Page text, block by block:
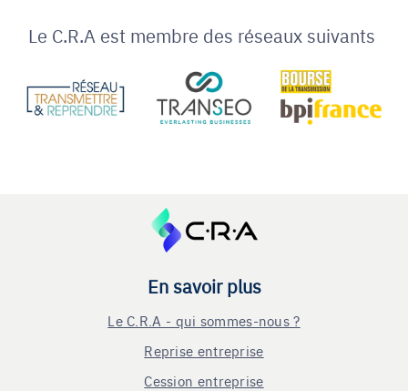
Le C.R.A est membre des réseaux suivants
En savoir plus
Le C.R.A - qui sommes-nous ?
Reprise entreprise
Cession entreprise